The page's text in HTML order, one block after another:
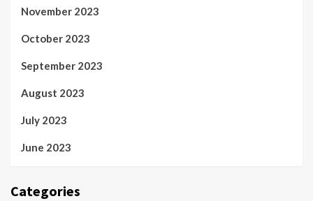
November 2023
October 2023
September 2023
August 2023
July 2023
June 2023
Categories